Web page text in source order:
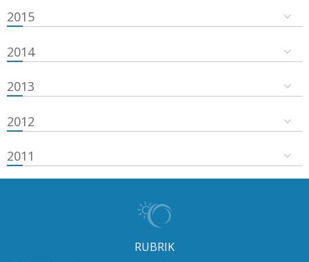
2015
2014
2013
2012
2011
RUBRIK